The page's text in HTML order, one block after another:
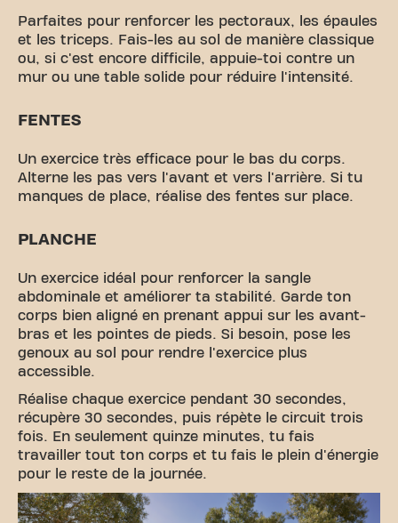
Parfaites pour renforcer les pectoraux, les épaules
et les triceps. Fais-les au sol de manière classique
ou, si c'est encore difficile, appuie-toi contre un
mur ou une table solide pour réduire l'intensité.
FENTES
Un exercice très efficace pour le bas du corps.
Alterne les pas vers l'avant et vers l'arrière. Si tu
manques de place, réalise des fentes sur place.
PLANCHE
Un exercice idéal pour renforcer la sangle
abdominale et améliorer ta stabilité. Garde ton
corps bien aligné en prenant appui sur les avant-
bras et les pointes de pieds. Si besoin, pose les
genoux au sol pour rendre l'exercice plus
accessible.
Réalise chaque exercice pendant 30 secondes,
récupère 30 secondes, puis répète le circuit trois
fois. En seulement quinze minutes, tu fais
travailler tout ton corps et tu fais le plein d'énergie
pour le reste de la journée.